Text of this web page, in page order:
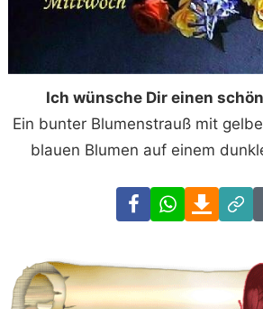
Ich wünsche Dir einen
Ein bunter Blumenstrauß mit
blauen Blumen auf einem
FacebookWhatsApp
Link